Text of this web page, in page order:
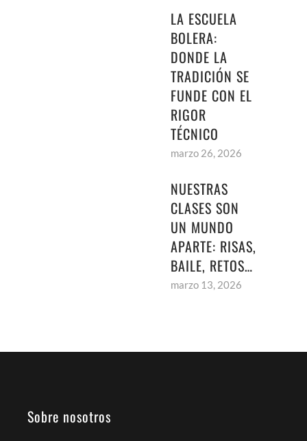
LA ESCUELA
BOLERA:
DONDE LA
TRADICIÓN SE
FUNDE CON EL
RIGOR
TÉCNICO
marzo 26, 2026
NUESTRAS
CLASES SON
UN MUNDO
APARTE: RISAS,
BAILE, RETOS…
marzo 13, 2026
Sobre nosotros